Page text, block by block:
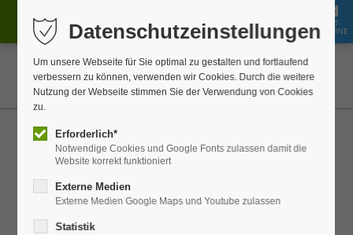
Datenschutzeinstellungen
Um unsere Webseite für Sie optimal zu gestalten und fortlaufend
verbessern zu können, verwenden wir Cookies. Durch die weitere
Nutzung der Webseite stimmen Sie der Verwendung von Cookies
zu.
Erforderlich*
Notwendige Cookies und Google Fonts zulassen damit die
Website korrekt funktioniert
Externe Medien
Externe Medien Google Maps und Youtube zulassen
Statistik
JOBS BUCHEN
GUT-
SCHEINE
Wellness & Entspannung
Ihre Auszeit für Entspannung und
Wohlbefinden